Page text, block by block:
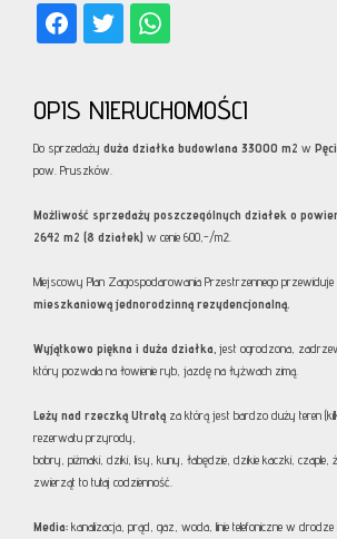
OPIS NIERUCHOMOŚCI
Do sprzedaży duża działka budowlana 33000 m2 w
pow. Pruszków.
Możliwość sprzedaży poszczególnych działek o
2642 m2 (8 działek) w cenie 600,-/m2.
Miejscowy Plan Zagospodarowania Przestrzennego przewiduje
mieszkaniową jednorodzinną rezydencjonalną.
Wyjątkowo piękna i duża działka, jest ogrodzona,
który pozwala na łowienie ryb, jazdę na łyżwach zimą.
Leży nad rzeczką Utratą za którą jest bardzo duży teren
rezerwatu przyrody,
bobry, piżmaki, dziki, lisy, kuny, łabędzie, dzikie kaczki, czaple,
zwierząt to tutaj codzienność.
Media: kanalizacja, prąd, gaz, woda, linie telefoniczne w